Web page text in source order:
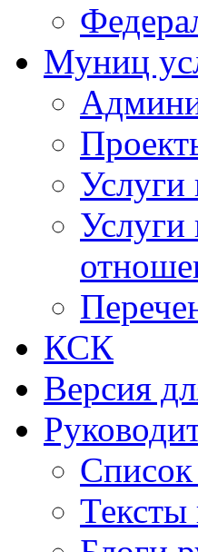
Муниц
Услуги
КСК
Версия
Список
Тексты